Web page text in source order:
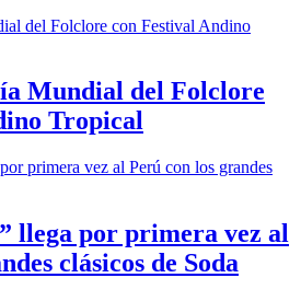
Mundial del Folclore
Tropical
llega por primera vez al
clásicos de Soda